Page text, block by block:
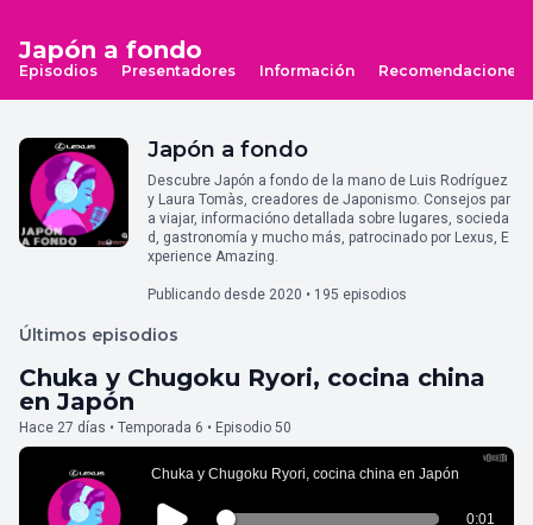
Japón a fondo
Episodios Presentadores Información Recomendaciones
Japón a fondo
Descubre Japón a fondo de la mano de Luis Rodríguez
y Laura Tomàs, creadores de Japonismo. Consejos par
a viajar, informacióno detallada sobre lugares, socieda
d, gastronomía y mucho más, patrocinado por Lexus, E
xperience Amazing.
Publicando desde 2020 • 195 episodios
Últimos episodios
Chuka y Chugoku Ryori, cocina china
en Japón
Hace 27 días • Temporada 6 • Episodio 50